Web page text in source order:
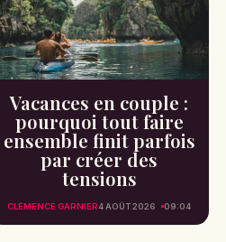
Vacances en couple :
pourquoi tout faire
ensemble finit parfois
par créer des
tensions
CLÉMENCE GARNIER4 AOÛT 2026 09:04